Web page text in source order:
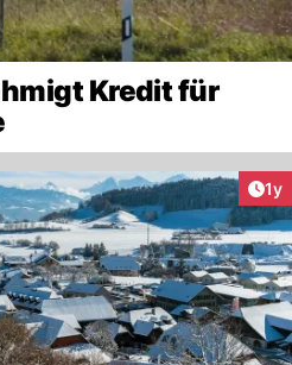
Kredit für
1y